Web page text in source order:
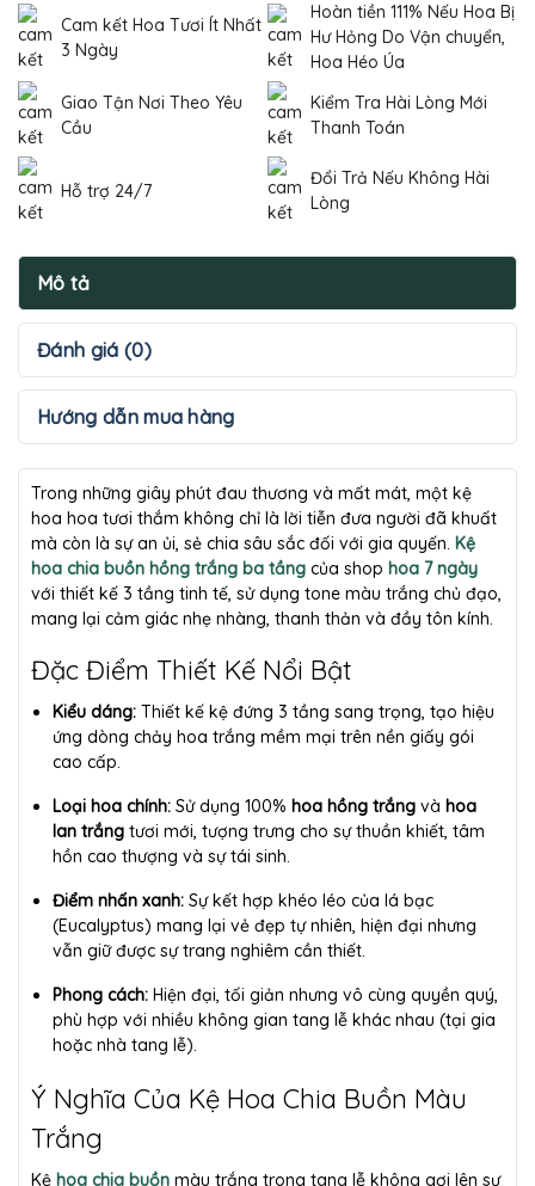
Cam kết Hoa Tươi Ít Nhất
3 Ngày
Hoàn tiền 111% Nếu Hoa Bị
Hư Hỏng Do Vận chuyển,
Hoa Héo Úa
Giao Tận Nơi Theo Yêu
Cầu
Kiểm Tra Hài Lòng Mới
Thanh Toán
Hỗ trợ 24/7
Đổi Trả Nếu Không Hài
Lòng
Mô tả
Đánh giá (0)
Hướng dẫn mua hàng
Trong những giây phút đau thương và mất mát, một kệ
hoa hoa tươi thắm không chỉ là lời tiễn đưa người đã khuất
mà còn là sự an ủi, sẻ chia sâu sắc đối với gia quyến. Kệ
hoa chia buồn hồng trắng ba tầng của shop hoa 7 ngày
với thiết kế 3 tầng tinh tế, sử dụng tone màu trắng chủ đạo,
mang lại cảm giác nhẹ nhàng, thanh thản và đầy tôn kính.
Đặc Điểm Thiết Kế Nổi Bật
Kiểu dáng: Thiết kế kệ đứng 3 tầng sang trọng, tạo hiệu
ứng dòng chảy hoa trắng mềm mại trên nền giấy gói
cao cấp.
Loại hoa chính: Sử dụng 100%hoa hồng trắng vàhoa
lan trắng tươi mới, tượng trưng cho sự thuần khiết, tâm
hồn cao thượng và sự tái sinh.
Điểm nhấn xanh: Sự kết hợp khéo léo của lá bạc
(Eucalyptus) mang lại vẻ đẹp tự nhiên, hiện đại nhưng
vẫn giữ được sự trang nghiêm cần thiết.
Phong cách: Hiện đại, tối giản nhưng vô cùng quyền quý,
phù hợp với nhiều không gian tang lễ khác nhau (tại gia
hoặc nhà tang lễ).
Ý Nghĩa Của Kệ Hoa Chia Buồn Màu
Trắng
Kệ hoa chia buồn màu trắng trong tang lễ không gợi lên sự